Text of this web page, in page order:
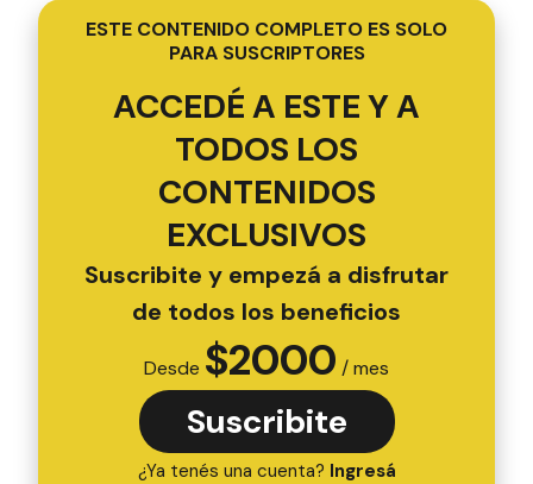
ESTE CONTENIDO COMPLETO ES SOLO
PARA SUSCRIPTORES
ACCEDÉ A ESTE Y A
TODOS LOS
CONTENIDOS
EXCLUSIVOS
Suscribite y empezá a disfrutar
de todos los beneficios
Desde $2000 / mes
Suscribite
¿Ya tenés una cuenta? Ingresá